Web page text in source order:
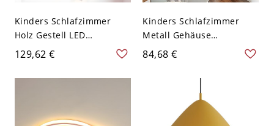
Kinders Schlafzimmer
Holz Gestell LED
Deckenlampe Wolke
Metall Macaron Farbe
Schirm 1-Licht
Weißlicht
129,62 €
Kinders Schlafzimmer
Metall Gehäuse
Deckenlampe Wolke
Weißer Schirm LED 1-Licht
Deckenleuchte - Rosa
110V-120V 49,53 cm
84,68 €